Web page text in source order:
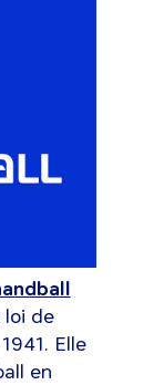
loi de
Elle
en